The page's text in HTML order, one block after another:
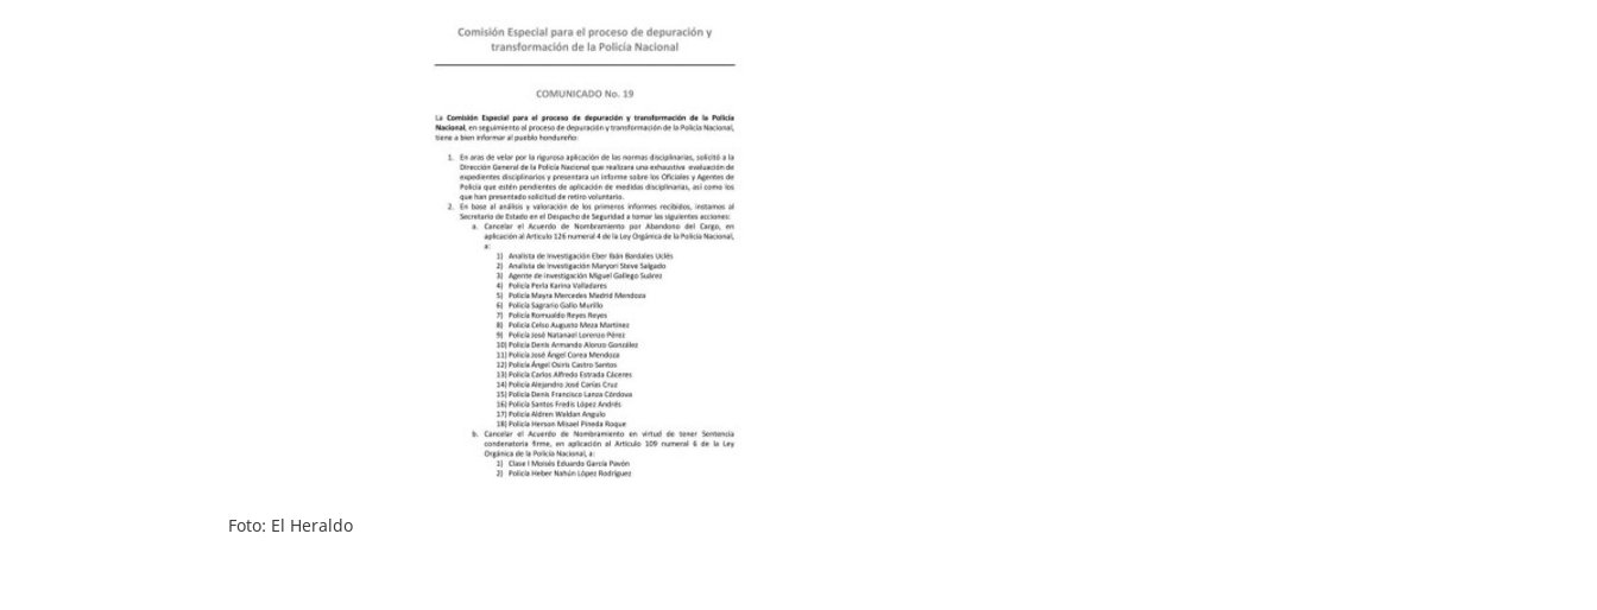
Foto: El Heraldo